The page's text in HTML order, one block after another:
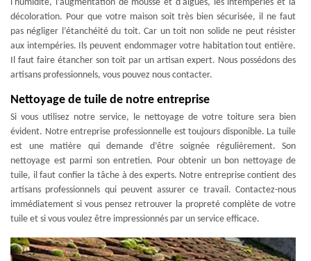
l'humidité, l’augmentation de mousse et d'algues, les intempéries et la
décoloration. Pour que votre maison soit très bien sécurisée, il ne faut
pas négliger l’étanchéité du toit. Car un toit non solide ne peut résister
aux intempéries. Ils peuvent endommager votre habitation tout entière.
Il faut faire étancher son toit par un artisan expert. Nous possédons des
artisans professionnels, vous pouvez nous contacter.
Nettoyage de tuile de notre entreprise
Si vous utilisez notre service, le nettoyage de votre toiture sera bien
évident. Notre entreprise professionnelle est toujours disponible. La tuile
est une matière qui demande d’être soignée régulièrement. Son
nettoyage est parmi son entretien. Pour obtenir un bon nettoyage de
tuile, il faut confier la tâche à des experts. Notre entreprise contient des
artisans professionnels qui peuvent assurer ce travail. Contactez-nous
immédiatement si vous pensez retrouver la propreté complète de votre
tuile et si vous voulez être impressionnés par un service efficace.